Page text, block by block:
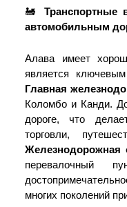
🚂 Транспортные
автомобильным
Алава имеет
является
Главная
Коломбо и Канди.
дороге, что
торговли,
Железнодорожная
перевалочный
многих поколений